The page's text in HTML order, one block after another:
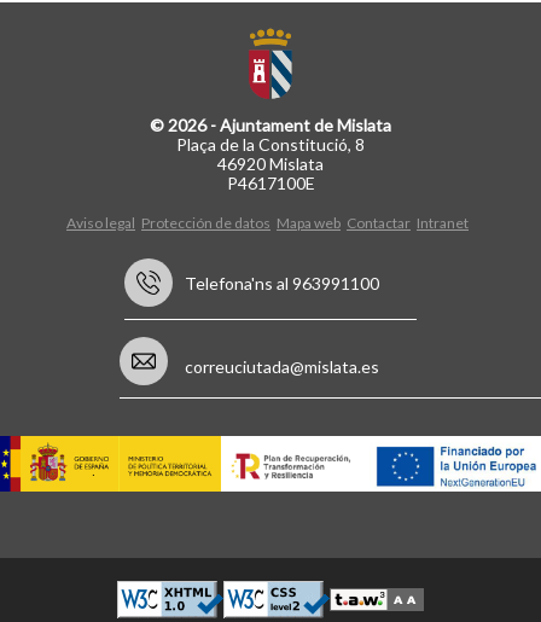
© 2026 - Ajuntament de Mislata
Plaça de la Constitució, 8
46920 Mislata
P4617100E
Aviso legal Protección de datos Mapa web Contactar Intranet
Telefona'ns al 963991100
correuciutada@mislata.es